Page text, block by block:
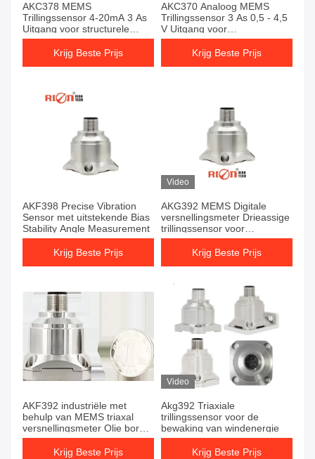
AKC378 MEMS
Trillingssensor 4-20mA 3 As
Uitgang voor structurele
monitoring
Krijg Beste Prijs
AKC370 Analoog MEMS
Trillingssensor 3 As 0,5 - 4,5
V Uitgang voor
bruginslagbewaking
Krijg Beste Prijs
AKF398 Precise Vibration
Sensor met uitstekende Bias
Stability Angle Measurement
Krijg Beste Prijs
Video
AKG392 MEMS Digitale
versnellingsmeter Drieassige
trillingssensor voor
brugbewaking
Krijg Beste Prijs
AKF392 industriële met
behulp van MEMS triaxal
versnellingsmeter Olie boren
Trillingsensor
Krijg Beste Prijs
Video
Akg392 Triaxiale
trillingssensor voor de
bewaking van windenergie
Krijg Beste Prijs